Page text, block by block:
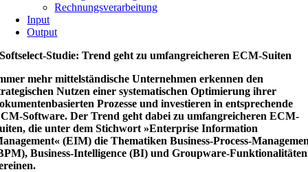
Rechnungsverarbeitung
Input
Output
Softselect-Studie: Trend geht zu umfangreicheren ECM-Suiten
mehr mittelständische Unternehmen erkennen den
Nutzen einer systematischen Optimierung ihrer
Prozesse und investieren in entsprechende
Software. Der Trend geht dabei zu umfangreicheren ECM-
die unter dem Stichwort »Enterprise Information
(EIM) die Thematiken Business-Process-
Business-Intelligence (BI) und Groupware-Funktionalitäten